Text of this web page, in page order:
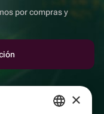
por compras y
2/3 ×